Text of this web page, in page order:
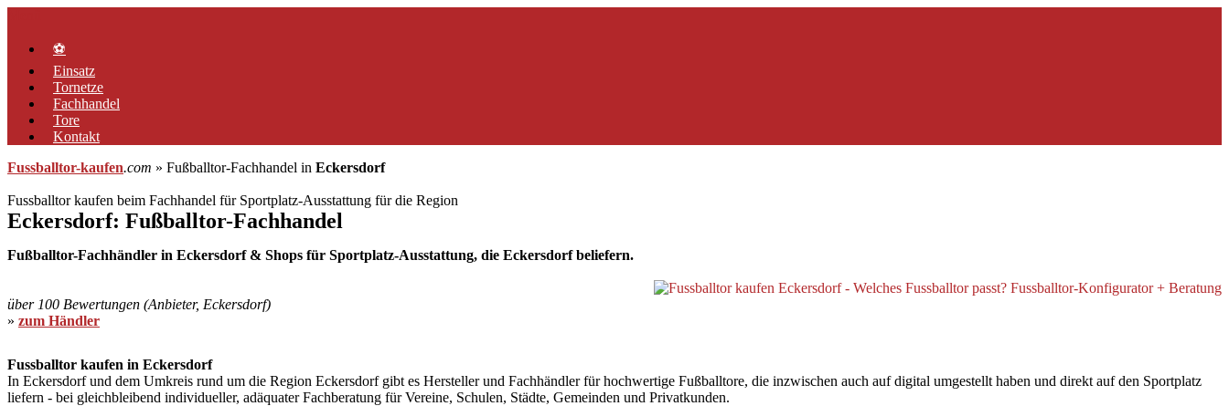
springen⚽
Einsatz
Tornetze
Fachhandel
Tore
Kontakt
Fussballtor-kaufen.com » Fußballtor-Fachhandel in Eckersdorf
Fussballtor kaufen beim Fachhandel für Sportplatz-Ausstattung für die Region
Eckersdorf: Fußballtor-Fachhandel
Fußballtor-Fachhändler in Eckersdorf & Shops für Sportplatz-Ausstattung, die Eckersdorf beliefern.
über 100 Bewertungen (Anbieter, Eckersdorf)
» zum Händler
Fussballtor kaufen in Eckersdorf
In Eckersdorf und dem Umkreis rund um die Region Eckersdorf gibt es Hersteller und Fachhändler für hochwertige Fußballtore, die inzwischen auch auf digital umgestellt haben und direkt auf den Sportplatz
liefern - bei gleichbleibend individueller, adäquater Fachberatung für Vereine, Schulen, Städte, Gemeinden und Privatkunden.